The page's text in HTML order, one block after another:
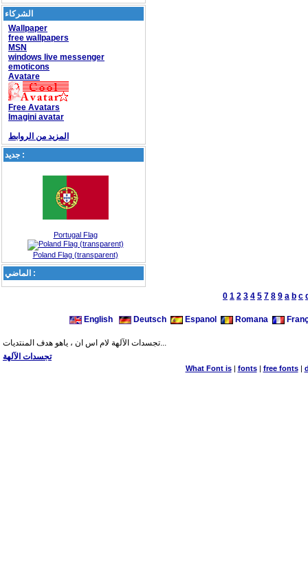
الشركاء
Wallpaper
free wallpapers
MSN
windows live messenger
emoticons
Avatare
Free Avatars
Imagini avatar
المزيد من الروابط
جديد :
Portugal Flag
Poland Flag (transparent)
الماضي :
0 1 2 3 4 5 7 8 9 a b c
English Deutsch Espanol Romana
تجسدات الآلهة لام اس ان ، ياهو هدف المنتديات...
تجسدات الآلهة
What Font is| fonts| free fonts|